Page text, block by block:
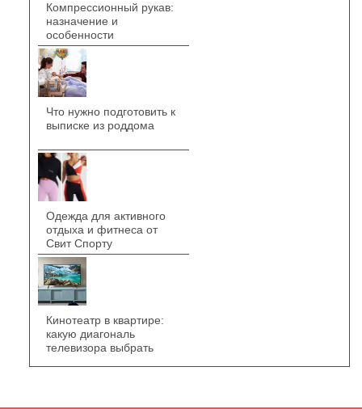
Компрессионный рукав:
назначение и
особенности
Что нужно подготовить к
выписке из роддома
Одежда для активного
отдыха и фитнеса от
Свит Спорту
Кинотеатр в квартире:
какую диагональ
телевизора выбрать